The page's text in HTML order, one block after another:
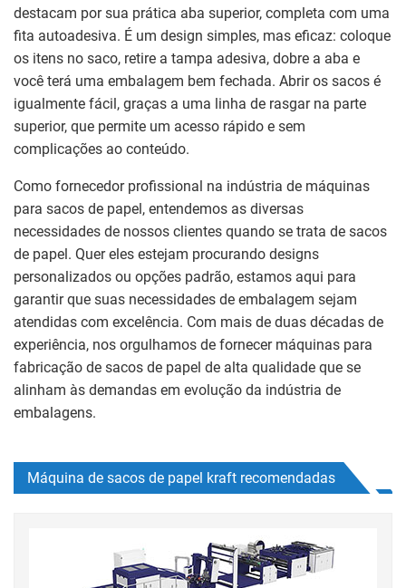
destacam por sua prática aba superior, completa com uma
fita autoadesiva. É um design simples, mas eficaz: coloque
os itens no saco, retire a tampa adesiva, dobre a aba e
você terá uma embalagem bem fechada. Abrir os sacos é
igualmente fácil, graças a uma linha de rasgar na parte
superior, que permite um acesso rápido e sem
complicações ao conteúdo.
Como fornecedor profissional na indústria de máquinas
para sacos de papel, entendemos as diversas
necessidades de nossos clientes quando se trata de sacos
de papel. Quer eles estejam procurando designs
personalizados ou opções padrão, estamos aqui para
garantir que suas necessidades de embalagem sejam
atendidas com excelência. Com mais de duas décadas de
experiência, nos orgulhamos de fornecer máquinas para
fabricação de sacos de papel de alta qualidade que se
alinham às demandas em evolução da indústria de
embalagens.
Máquina de sacos de papel kraft recomendadas